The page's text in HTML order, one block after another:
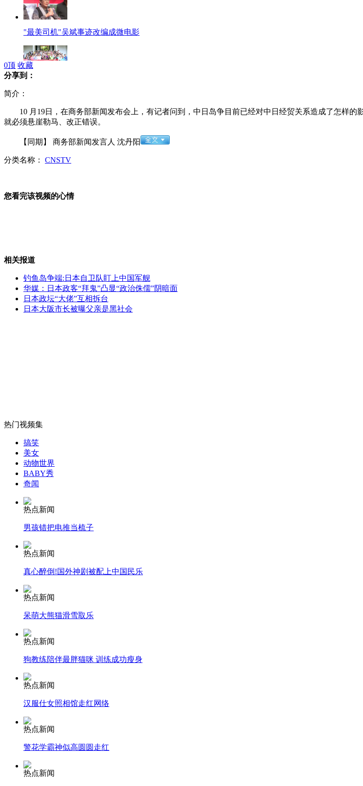
"最美司机"吴斌事迹改编成微电影
南航60年校庆获长征5号运载火箭模型
赵本山自曝曾穿丝袜扮女人
女孩北京地铁殴打老人 痛下狠手拳打脚踢
无痛分娩是否安全 医生回应
外交部：反对强权政治霸凌主义
外交部：有关国家言论片面不公正
安徽一实载49人客车翻车
走！跟着总书记去植树
消防员救轻生者 花炮节热闹非凡 减压"枕头大战"
纽约上演“枕头大战”
司机酒驾遇交警 急速倒车逃窜
0顶 收藏
分享到：
简介：
10 月19日，在商务部新闻发布会上，有记者问到，中日岛争目前已经对中日经贸关系造成了怎样的
就必须悬崖勒马、改正错误。
【同期】 商务部新闻发言人 沈丹阳
分类名称： CNSTV
您看完该视频的心情
相关报道
钓鱼岛争端:日本自卫队盯上中国军舰
华媒：日本政客“拜鬼”凸显“政治侏儒”阴暗面
日本政坛“大佬”互相拆台
日本大阪市长被曝父亲是黑社会
热门视频集
搞笑
美女
动物世界
BABY秀
奇闻
热点新闻
男孩错把电推当梳子
热点新闻
真心醉倒!国外神剧被配上中国民乐
热点新闻
呆萌大熊猫滑雪取乐
热点新闻
狗教练陪伴最胖猫咪 训练成功瘦身
热点新闻
汉服仕女照相馆走红网络
热点新闻
警花学霸神似高圆圆走红
热点新闻